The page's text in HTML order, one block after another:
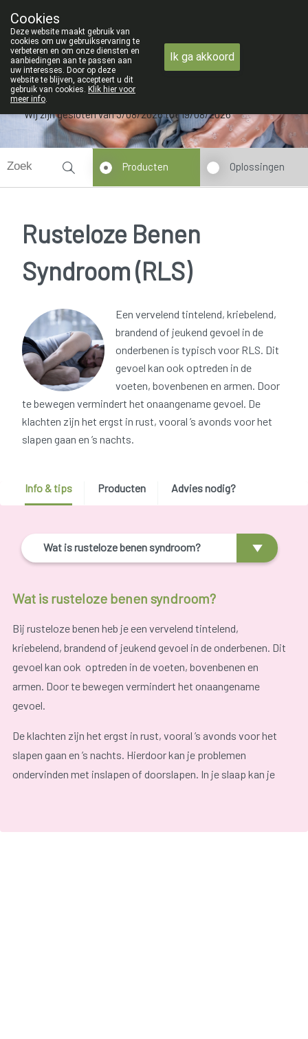
09 228 32 36
Wij zijn gesloten van 3/08/2026 tot 19/08/2026
Producten Oplossingen
Rusteloze Benen
Syndroom (RLS)
Een vervelend tintelend, kriebelend,
brandend of jeukend gevoel in de
onderbenen is typisch voor RLS. Dit
gevoel kan ook optreden in de
voeten, bovenbenen en armen. Door
te bewegen vermindert het onaangename gevoel. De
klachten zijn het ergst in rust, vooral ’s avonds voor het
slapen gaan en ’s nachts.
Info & tips Producten Advies nodig?
Wat is rusteloze benen syndroom?
Wat is rusteloze benen syndroom?
Bij rusteloze benen heb je een vervelend tintelend,
kriebelend, brandend of jeukend gevoel in de onderbenen. Dit
gevoel kan ook optreden in de voeten, bovenbenen en
armen. Door te bewegen vermindert het onaangename
gevoel.
De klachten zijn het ergst in rust, vooral ’s avonds voor het
slapen gaan en ’s nachts. Hierdoor kan je problemen
ondervinden met inslapen of doorslapen. In je slaap kan je
krijgen van vermoeidheid overdag. Je kan dan prikkelbaar
Cookies
Deze website maakt gebruik van
cookies om uw gebruikservaring te
verbeteren en om onze diensten en
aanbiedingen aan te passen aan
uw interesses. Door op deze
website te blijven, accepteert u dit
gebruik van cookies. Klik hier voor
meer info.
Ik ga akkoord